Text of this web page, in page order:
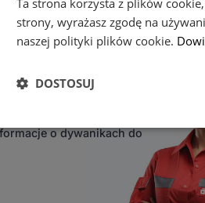
modelu
o dywanikach do
Ta strona korzysta z plików
strony, wyrażasz zgodę na
naszej polityki plików cookie.
DOSTOSUJ